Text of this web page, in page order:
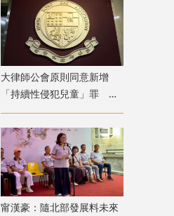
大律師公會原則同意新增
「持續性侵犯兒童」罪 強
調須有嚴格程序保障措施
甯漢豪：隨北部發展料未來